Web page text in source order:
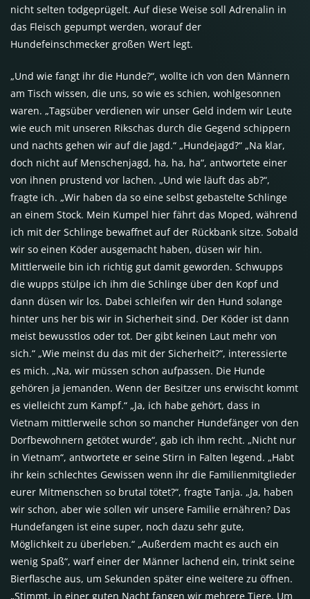
nicht selten todgeprügelt. Auf diese Weise soll Adrenalin in
das Fleisch gepumpt werden, worauf der
Hundefeinschmecker großen Wert legt.
„Und wie fangt ihr die Hunde?“, wollte ich von den Männern
am Tisch wissen, die uns, so wie es schien, wohlgesonnen
waren. „Tagsüber verdienen wir unser Geld indem wir Leute
wie euch mit unseren Rikschas durch die Gegend schippern
und nachts gehen wir auf die Jagd.“ „Hundejagd?“ „Na klar,
doch nicht auf Menschenjagd, ha, ha, ha“, antwortete einer
von ihnen prustend vor lachen. „Und wie läuft das ab?“,
fragte ich. „Wir haben da so eine selbst gebastelte Schlinge
an einem Stock. Mein Kumpel hier fährt das Moped, während
ich mit der Schlinge bewaffnet auf der Rückbank sitze. Sobald
wir so einen Köder ausgemacht haben, düsen wir hin.
Mittlerweile bin ich richtig gut damit geworden. Schwupps
die wupps stülpe ich ihm die Schlinge über den Kopf und
dann düsen wir los. Dabei schleifen wir den Hund solange
hinter uns her bis wir in Sicherheit sind. Der Köder ist dann
meist bewusstlos oder tot. Der gibt keinen Laut mehr von
sich.“ „Wie meinst du das mit der Sicherheit?“, interessierte
es mich. „Na, wir müssen schon aufpassen. Die Hunde
gehören ja jemanden. Wenn der Besitzer uns erwischt kommt
es vielleicht zum Kampf.“ „Ja, ich habe gehört, dass in
Vietnam mittlerweile schon so mancher Hundefänger von den
Dorfbewohnern getötet wurde“, gab ich ihm recht. „Nicht nur
in Vietnam“, antwortete er seine Stirn in Falten legend. „Habt
ihr kein schlechtes Gewissen wenn ihr die Familienmitglieder
eurer Mitmenschen so brutal tötet?“, fragte Tanja. „Ja, haben
wir schon, aber wie sollen wir unsere Familie ernähren? Das
Hundefangen ist eine super, noch dazu sehr gute,
Möglichkeit zu überleben.“ „Außerdem macht es auch ein
wenig Spaß“, warf einer der Männer lachend ein, trinkt seine
Bierflasche aus, um Sekunden später eine weitere zu öffnen.
„Stimmt, in einer guten Nacht fangen wir mehrere Tiere. Um